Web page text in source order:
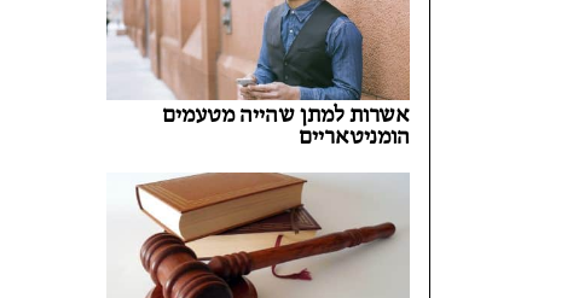
אשרות למתן שהייה מטעמים
הומניטאריים